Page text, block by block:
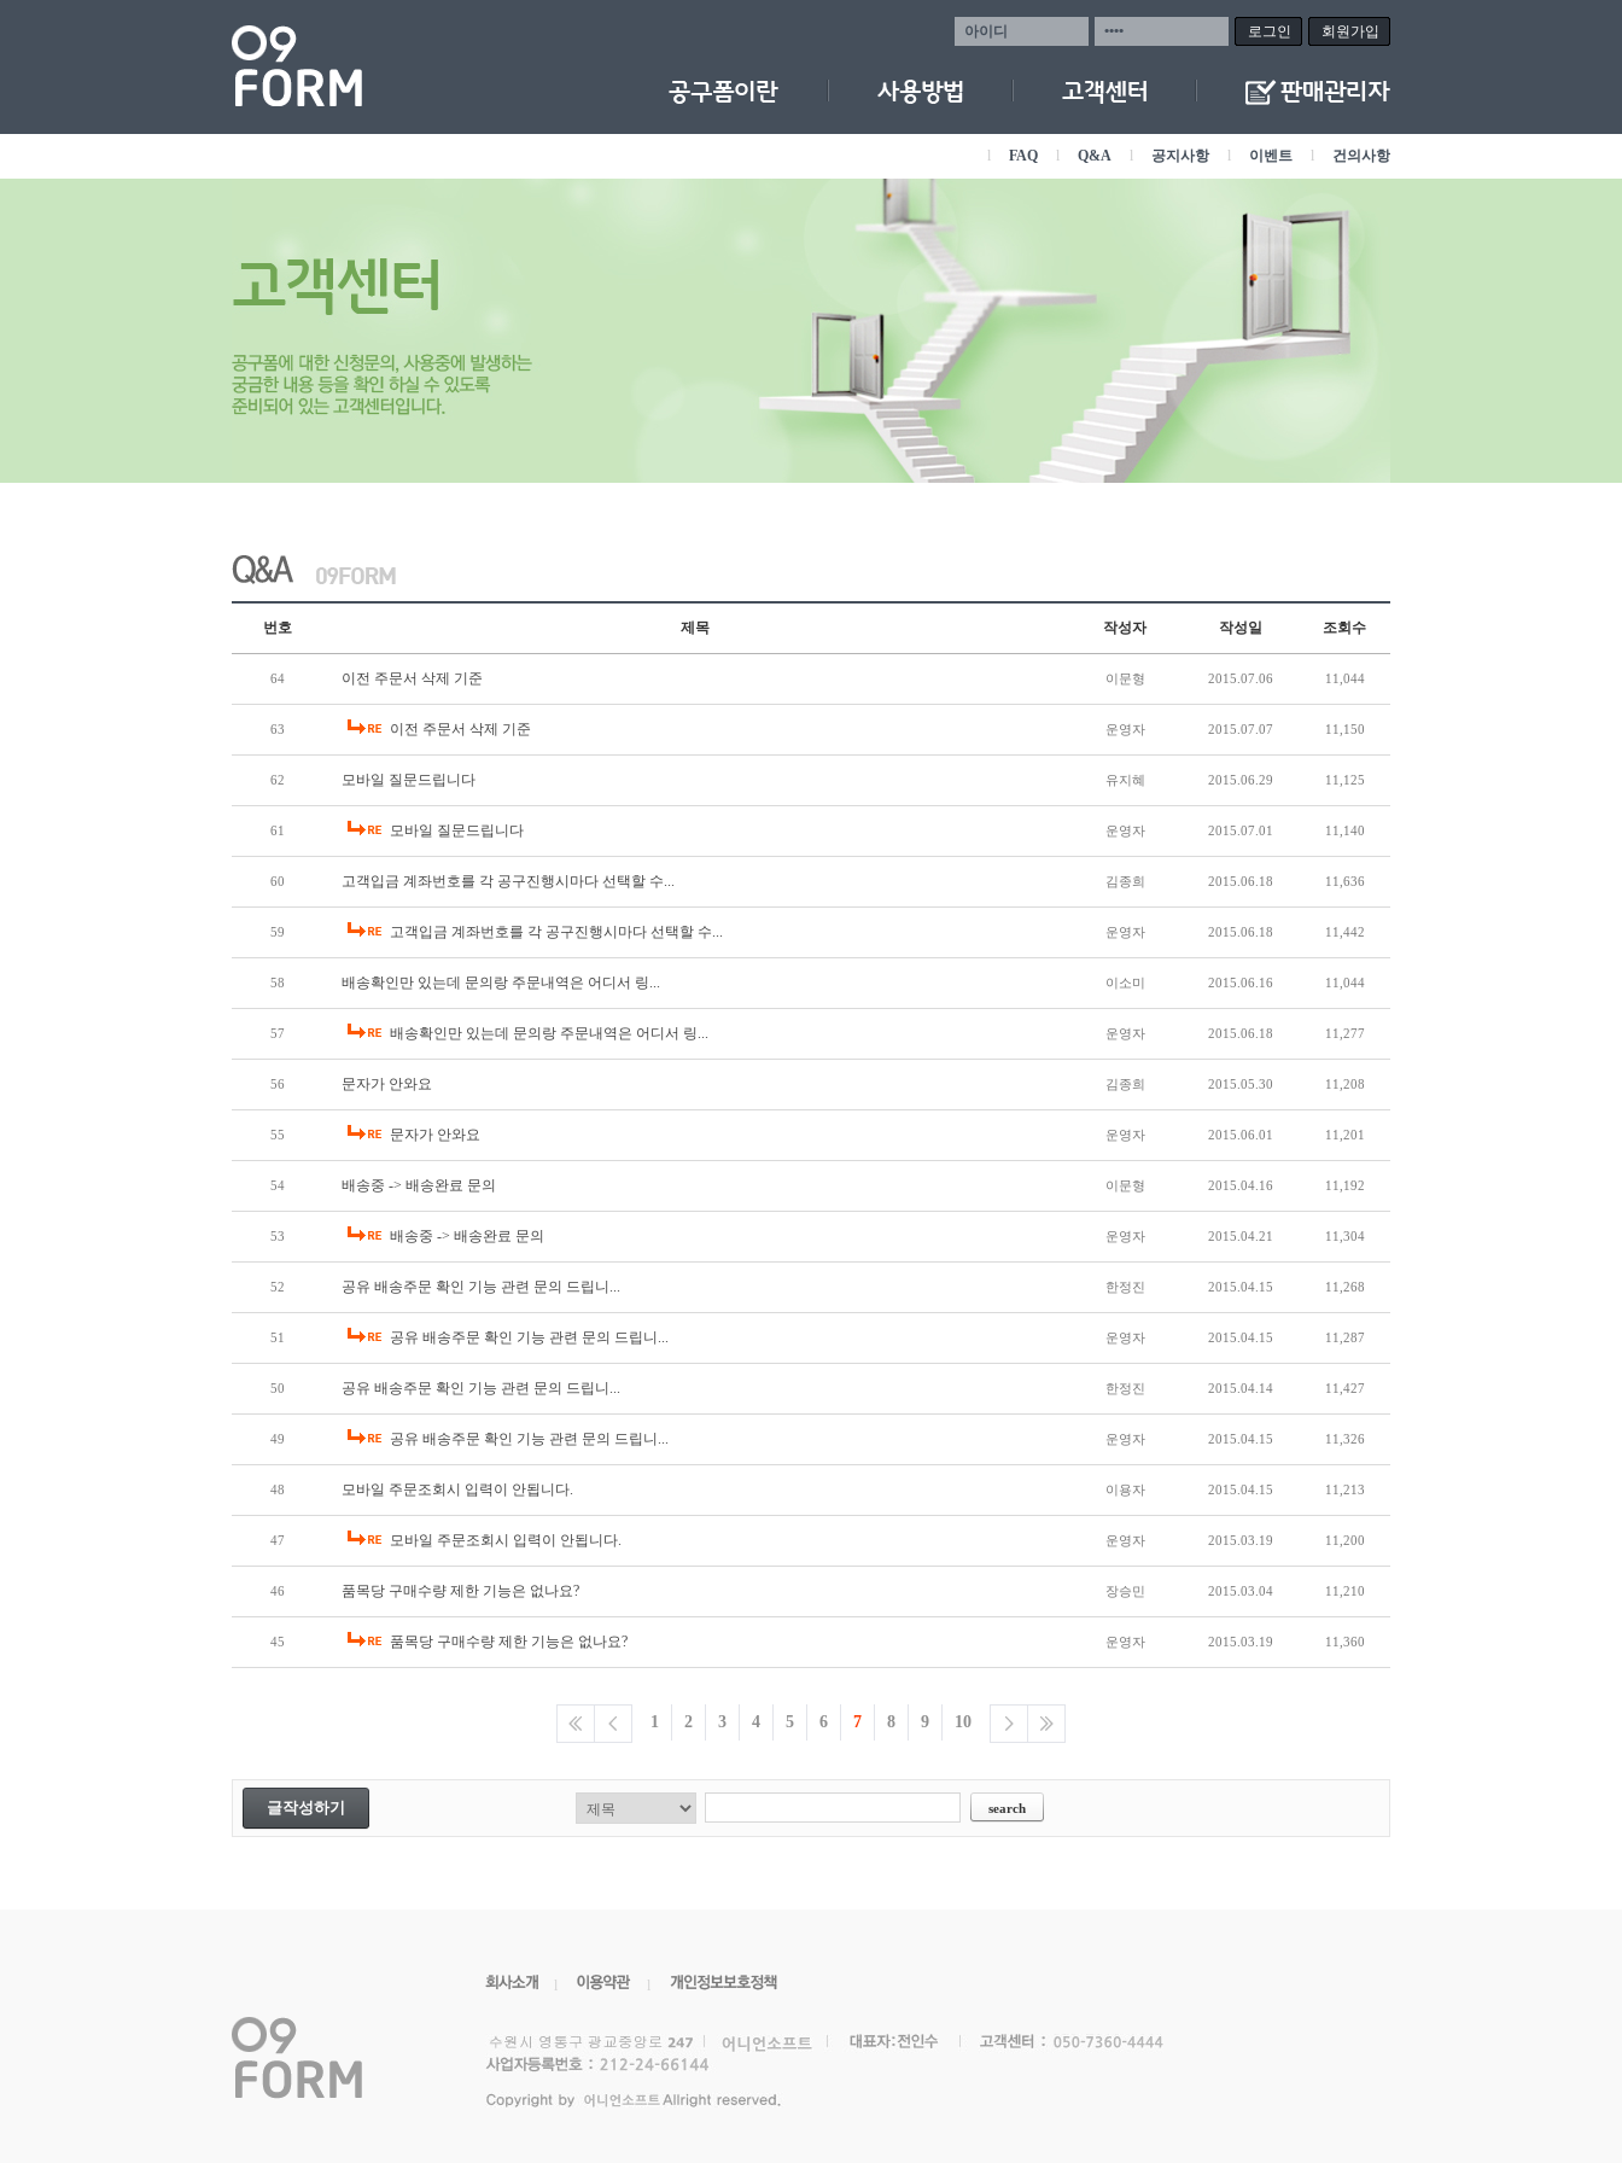
회원가입
FAQ Q&A 공지사항 이벤트 건의사항
번호 제목 작성자 작성일 조회수
64 이전 주문서 삭제 기준 이문형 2015.07.06 11,044
63 이전 주문서 삭제 기준 운영자 2015.07.07 11,150
62 모바일 질문드립니다 유지혜 2015.06.29 11,125
61 모바일 질문드립니다 운영자 2015.07.01 11,140
60 고객입금 계좌번호를 각 공구진행시마다 선택할 수... 김종희 2015.06.18 11,636
59 고객입금 계좌번호를 각 공구진행시마다 선택할 수... 운영자 2015.06.18 11,442
58 배송확인만 있는데 문의랑 주문내역은 어디서 링... 이소미 2015.06.16 11,044
57 배송확인만 있는데 문의랑 주문내역은 어디서 링... 운영자 2015.06.18 11,277
56 문자가 안와요 김종희 2015.05.30 11,208
55 문자가 안와요 운영자 2015.06.01 11,201
54 배송중 -> 배송완료 문의 이문형 2015.04.16 11,192
53 배송중 -> 배송완료 문의 운영자 2015.04.21 11,304
52 공유 배송주문 확인 기능 관련 문의 드립니... 한정진 2015.04.15 11,268
51 공유 배송주문 확인 기능 관련 문의 드립니... 운영자 2015.04.15 11,287
50 공유 배송주문 확인 기능 관련 문의 드립니... 한정진 2015.04.14 11,427
49 공유 배송주문 확인 기능 관련 문의 드립니... 운영자 2015.04.15 11,326
48 모바일 주문조회시 입력이 안됩니다. 이용자 2015.04.15 11,213
47 모바일 주문조회시 입력이 안됩니다. 운영자 2015.03.19 11,200
46 품목당 구매수량 제한 기능은 없나요? 장승민 2015.03.04 11,210
45 품목당 구매수량 제한 기능은 없나요? 운영자 2015.03.19 11,360
1 2 3 4 5 6 7 8 9 10
글작성하기